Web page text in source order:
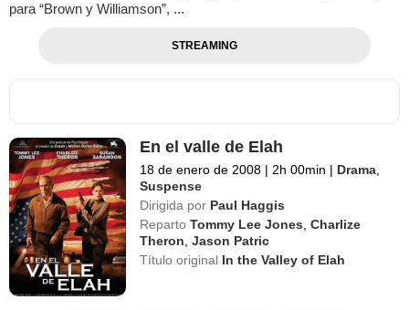
para “Brown y Williamson”, ...
STREAMING
En el valle de Elah
18 de enero de 2008 | 2h 00min | Drama,
Suspense
Dirigida por Paul Haggis
Reparto Tommy Lee Jones,Charlize
Theron,Jason Patric
Título original In the Valley of Elah